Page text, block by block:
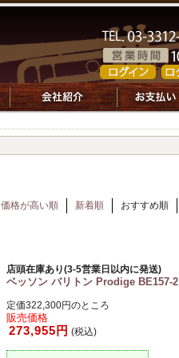
価格が高い順 新着順 おすすめ順
店頭在庫あり(3-5営業日以内に発送)
ベッソン バリトン Prodige BE157-2
定価322,300円のところ
販売価格
273,955円 (税込)